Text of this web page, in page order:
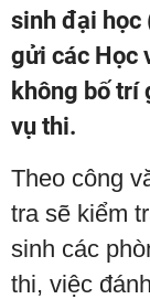
sinh đại học
gửi các Học
không bố trí
vụ thi.
Theo công
tra sẽ kiểm
sinh các
thi, việc